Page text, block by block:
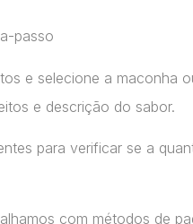
passo
e selecione a maconha
e descrição do sabor.
para verificar se a
com métodos de